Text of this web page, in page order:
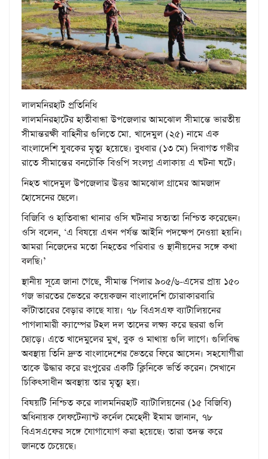
লালমনিরহাট প্রতিনিধি
লালমনিরহাটের হাতীবান্ধা উপজেলার আমঝোল সীমান্তে ভারতীয়
সীমান্তরক্ষী বাহিনীর গুলিতে মো. খাদেমুল (২৫) নামে এক
বাংলাদেশি যুবকের মৃত্যু হয়েছে। বুধবার (১৩ মে) দিবাগত গভীর
রাতে সীমান্তের বনচৌকি বিওপি সংলগ্ন এলাকায় এ ঘটনা ঘটে।
নিহত খাদেমুল উপজেলার উত্তর আমঝোল গ্রামের আমজাদ
হোসেনের ছেলে।
বিজিবি ও হাতিবান্ধা থানার ওসি ঘটনার সত্যতা নিশ্চিত করেছেন।
ওসি বলেন, ‘এ বিষয়ে এখন পর্যন্ত আইনি পদক্ষেপ নেওয়া হয়নি।
আমরা নিজেদের মতো নিহতের পরিবার ও স্থানীয়দের সঙ্গে কথা
বলছি।’
স্থানীয় সূত্রে জানা গেছে, সীমান্ত পিলার ৯০৫/৬-এসের প্রায় ১৫০
গজ ভারতের ভেতরে কয়েকজন বাংলাদেশি চোরাকারবারি
কাঁটাতারের বেড়ার কাছে যায়। ৭৮ বিএসএফ ব্যাটালিয়নের
পাগলামারী ক্যাম্পের টহল দল তাদের লক্ষ্য করে ছররা গুলি
ছোড়ে। এতে খাদেমুলের মুখ, বুক ও মাথায় গুলি লাগে। গুলিবিদ্ধ
অবস্থায় তিনি দ্রুত বাংলাদেশের ভেতরে ফিরে আসেন। সহযোগীরা
তাকে উদ্ধার করে রংপুরের একটি ক্লিনিকে ভর্তি করেন। সেখানে
চিকিৎসাধীন অবস্থায় তার মৃত্যু হয়।
বিষয়টি নিশ্চিত করে লালমনিরহাট ব্যাটালিয়নের (১৫ বিজিবি)
অধিনায়ক লেফটেন্যান্ট কর্নেল মেহেদী ইমাম জানান, ৭৮
বিএসএফের সঙ্গে যোগাযোগ করা হয়েছে। তারা তদন্ত করে
জানতে চেয়েছে।